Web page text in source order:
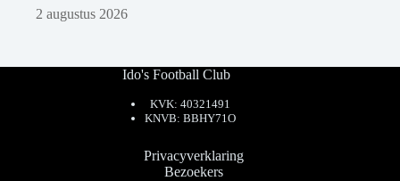
2 augustus 2026
Ido's Football Club
KVK: 40321491
KNVB: BBHY71O
Privacyverklaring
Bezoekers